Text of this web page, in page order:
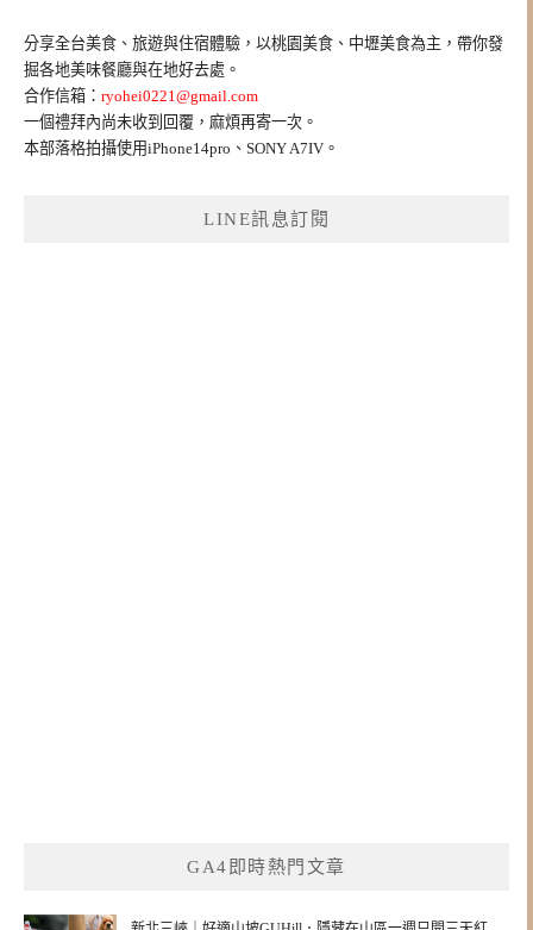
字:
分享全台美食、旅遊與住宿體驗，以桃園美食、中壢美食為主，帶你發
掘各地美味餐廳與在地好去處。
合作信箱： ryohei0221@gmail.com
一個禮拜內尚未收到回覆，麻煩再寄一次。
本部落格拍攝使用iPhone14pro、SONY A7IV。
LINE訊息訂閱
GA4即時熱門文章